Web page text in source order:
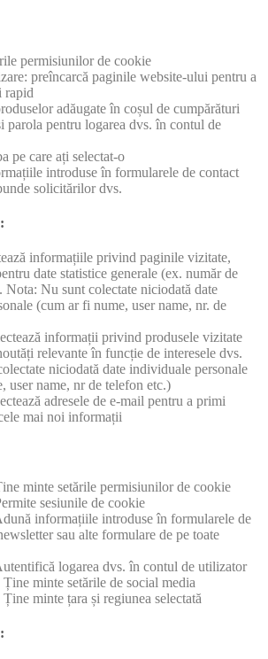
permisiunilor de cookie
preîncarcă paginile website-ului pentru a
rapid
adăugate în coșul de cumpărături
parola pentru logarea dvs. în contul de
pe care ați selectat-o
introduse în formularele de contact
solicitărilor dvs.
informațiile privind paginile vizitate,
date statistice generale (ex. număr de
Nu sunt colectate niciodată date
(cum ar fi nume, user name, nr. de
informații privind produsele vizitate
relevante în funcție de interesele dvs.
niciodată date individuale personale
user name, nr de telefon etc.)
adresele de e-mail pentru a primi
mai noi informații
minte setările permisiunilor de cookie
sesiunile de cookie
informațiile introduse în formularele de
sau alte formulare de pe toate
logarea dvs. în contul de utilizator
minte setările de social media
minte țara și regiunea selectată